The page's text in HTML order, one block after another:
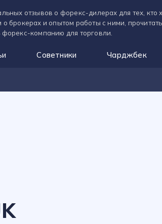
отзывов о форекс-дилерах для тех, кто
о брокерах и опытом работы с ними,
форекс-компанию для торговли.
Советники Чарджбек